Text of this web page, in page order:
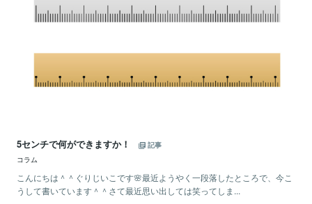
5センチで何ができますか！
記事
コラム
こんにちは＾＾ぐりじいこです🌸最近ようやく一段落したところで、今こ
うして書いています＾＾さて最近思い出しては笑ってしま...